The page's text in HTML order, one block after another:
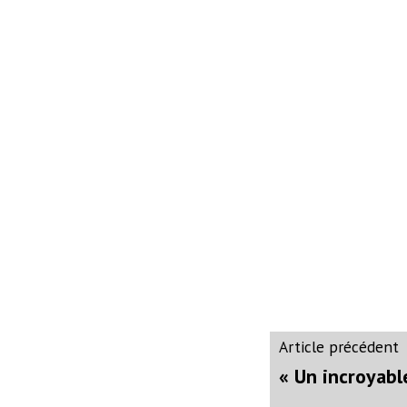
de
Article précédent
« Un